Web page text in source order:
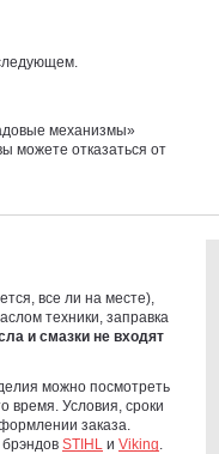
механизмы»
можете отказаться от
все ли на месте),
техники, заправка
и смазки не входят
можно посмотреть
время. Условия, сроки
заказа.
STIHL и Viking.